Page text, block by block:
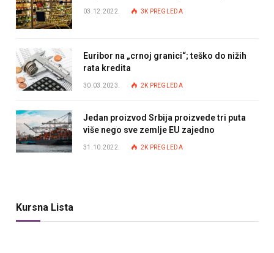
03.12.2022. 3K PREGLEDA
Euribor na „crnoj granici“; teško do nižih
rata kredita
30.03.2023. 2K PREGLEDA
Jedan proizvod Srbija proizvede tri puta
više nego sve zemlje EU zajedno
31.10.2022. 2K PREGLEDA
Kursna Lista